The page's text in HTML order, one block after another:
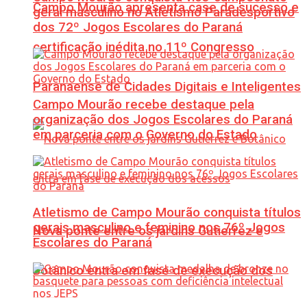
Campo Mourão apresenta case de sucesso e
certificação inédita no 11º Congresso
Paranaense de Cidades Digitais e Inteligentes
Nova ponte entre os jardins Gutierrez e
Botânico entra em fase de execução dos
geral masculino no Atletismo Paradesportivo
dos 72º Jogos Escolares do Paraná
Campo Mourão recebe destaque pela
organização dos Jogos Escolares do Paraná
em parceria com o Governo do Estado
Atletismo de Campo Mourão conquista títulos
gerais masculino e feminino nos 76º Jogos
Escolares do Paraná